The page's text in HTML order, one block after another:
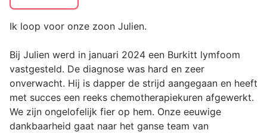
Ik loop voor onze zoon Julien.
Bij Julien werd in januari 2024 een Burkitt lymfoom
vastgesteld. De diagnose was hard en zeer
onverwacht. Hij is dapper de strijd aangegaan en heeft
met succes een reeks chemotherapiekuren afgewerkt.
We zijn ongelofelijk fier op hem. Onze eeuwige
dankbaarheid gaat naar het ganse team van